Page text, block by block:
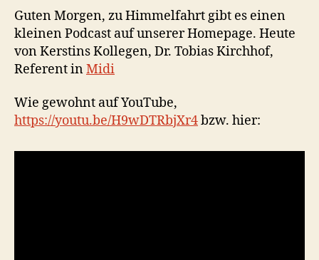
Guten Morgen, zu Himmelfahrt gibt es einen
kleinen Podcast auf unserer Homepage. Heute
von Kerstins Kollegen, Dr. Tobias Kirchhof,
Referent inMidi
Wie gewohnt auf YouTube,
https://youtu.be/H9wDTRbjXr4bzw. hier: